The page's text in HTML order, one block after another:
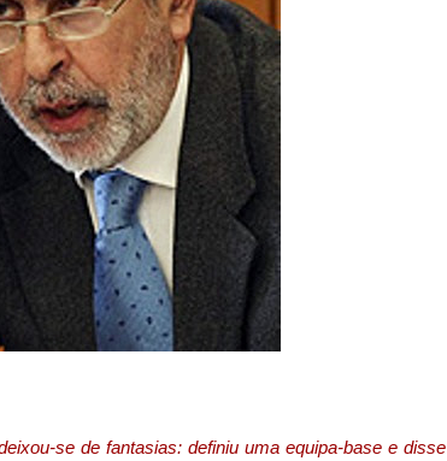
se de fantasias: definiu uma equipa-base e disse